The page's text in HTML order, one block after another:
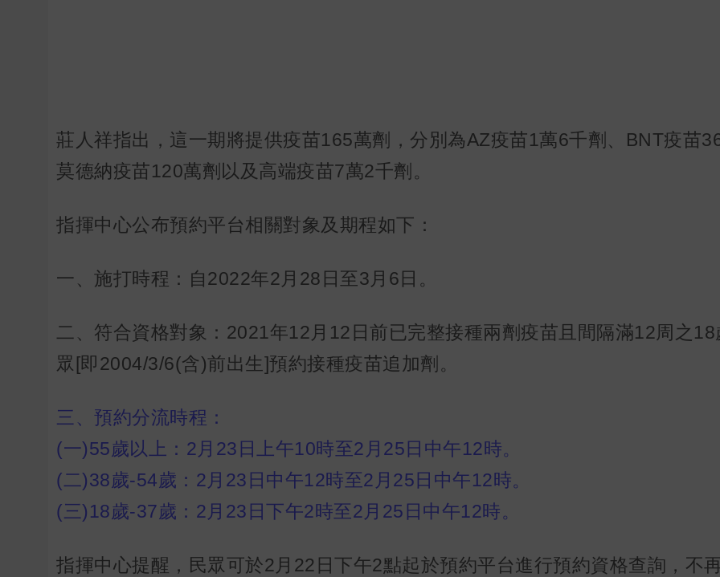
莊人祥指出，這一期將提供疫苗165萬劑，分別為AZ疫苗1萬6千劑、BNT疫苗
莫德納疫苗120萬劑以及高端疫苗7萬2千劑。
指揮中心公布預約平台相關對象及期程如下：
一、施打時程：自2022年2月28日至3月6日。
二、符合資格對象：2021年12月12日前已完整接種兩劑疫苗且間隔滿12周之
眾[即2004/3/6(含)前出生]預約接種疫苗追加劑。
三、預約分流時程：
(一)55歲以上：2月23日上午10時至2月25日中午12時。
(二)38歲-54歲：2月23日中午12時至2月25日中午12時。
(三)18歲-37歲：2月23日下午2時至2月25日中午12時。
指揮中心提醒，民眾可於2月22日下午2點起於預約平台進行預約資格查詢，不